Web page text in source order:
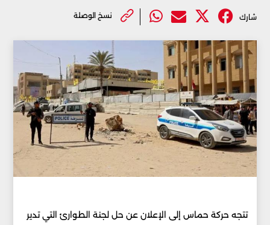
شارك نسخ الوصلة
تتجه حركة حماس إلى الإعلان عن حل لجنة الطوارئ التي تدير